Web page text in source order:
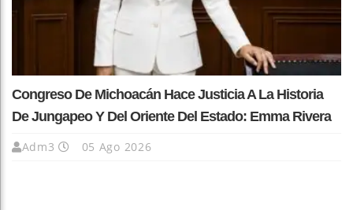
Congreso De Michoacán Hace Justicia A La Historia
De Jungapeo Y Del Oriente Del Estado: Emma Rivera
Adm3 05 Ago 2026